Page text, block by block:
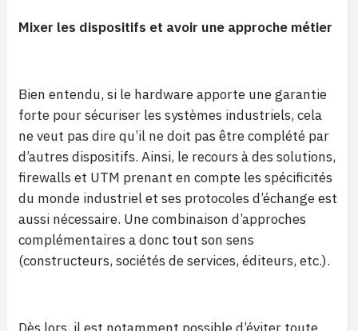
Mixer les dispositifs et avoir une approche métier
Bien entendu, si le hardware apporte une garantie
forte pour sécuriser les systèmes industriels, cela
ne veut pas dire qu’il ne doit pas être complété par
d’autres dispositifs. Ainsi, le recours à des solutions,
firewalls et UTM prenant en compte les spécificités
du monde industriel et ses protocoles d’échange est
aussi nécessaire. Une combinaison d’approches
complémentaires a donc tout son sens
(constructeurs, sociétés de services, éditeurs, etc.).